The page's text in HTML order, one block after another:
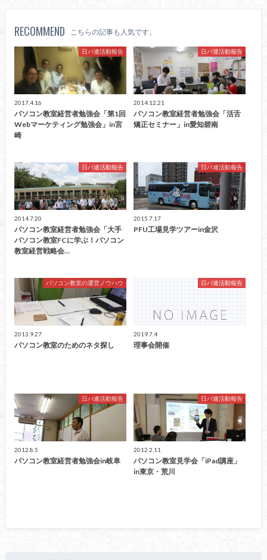
RECOMMEND こちらの記事も人気です。
日パ連活動報告
2017.4.16
パソコン教室経営者勉強会「第1回
Webマーケティング勉強会」in宮
崎
日パ連活動報告
2014.12.21
パソコン教室経営者勉強会「活舌
矯正セミナー」in愛知碧南
日パ連活動報告
2014.7.20
パソコン教室経営者勉強会「大手
パソコン教室FCに学ぶ！パソコン
教室経営戦略会…
日パ連活動報告
2015.7.17
PFU工場見学ツアーin金沢
パソコン教室の運営ノウハウ
2013.9.27
パソコン教室のためのネタ探し
日パ連活動報告
2019.7.4
理事会開催
日パ連活動報告
2012.8.5
パソコン教室経営者勉強会in岐阜
日パ連活動報告
2012.2.11
パソコン教室見学会「iPad講座」
in東京・荒川